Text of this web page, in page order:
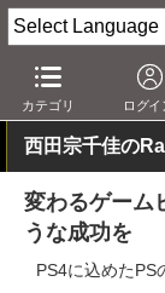
カテゴリ ログイ
AV Watch 製品
西田宗千佳の
変わるゲーム
うな成功を
PS4に込めたPS